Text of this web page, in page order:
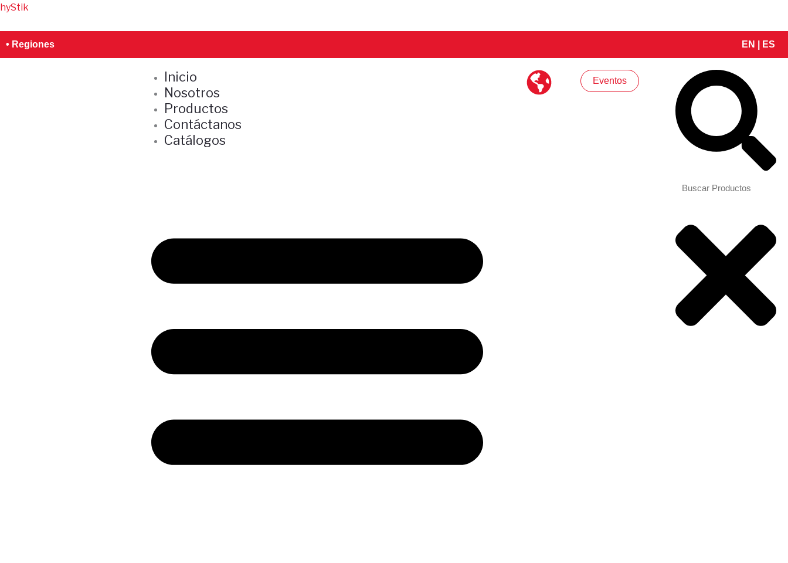
Ir
hyStik
• Regiones EN ES
Inicio
Nosotros
Productos
Contáctanos
Catálogos
Eventos Search
S
a